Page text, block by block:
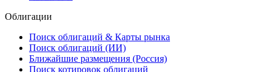
(KZW100014452) на сумму KZT 596459 млн со сроком
27.04.2026
Облигации